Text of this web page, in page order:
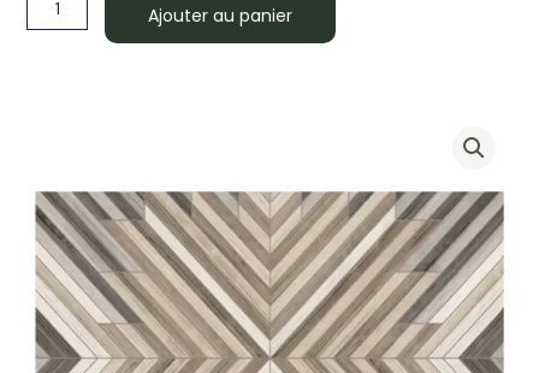
Ajouter au panier